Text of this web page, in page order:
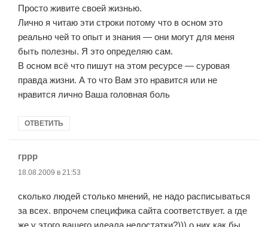
Просто живите своей жизнью.
Лично я читаю эти строки потому что в осном это
реально чей то опыт и знания — они могут для меня
быть полезны. Я это определяю сам.
В осном всё что пишут на этом ресурсе — суровая
правда жизни. А то что Вам это нравится или не
нравится лично Ваша головная боль
ОТВЕТИТЬ
гррр
18.08.2009 в 21:53
сколько людей столько мнений, не надо расписываться
за всех. впрочем специфика сайта соответствует. а где